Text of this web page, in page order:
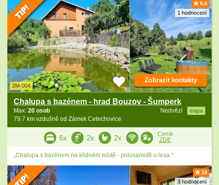
9.6
1 hodnocení
2M-004
Chalupa s bazénem - hrad Bouzov - Šumperk
Nedvězí mapa
Max. 20 osob
79.7 km vzdušně od Zámek Cetechovice
Zobrazit kontakty
6x 2x 2x
Ceník
ZDE
„Chalupa s bazénem na klidném místě - polosamotě u lesa.“
10
3 hodnocení